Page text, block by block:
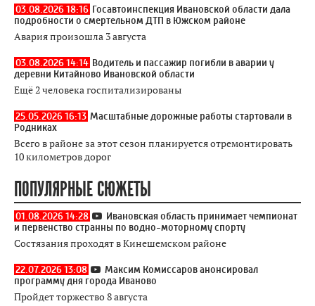
03.08.2026 18:16 Госавтоинспекция Ивановской области дала
подробности о смертельном ДТП в Южском районе
Авария произошла 3 августа
03.08.2026 14:14 Водитель и пассажир погибли в аварии у
деревни Китайново Ивановской области
Ещё 2 человека госпитализированы
25.05.2026 16:13 Масштабные дорожные работы стартовали в
Родниках
Всего в районе за этот сезон планируется отремонтировать
10 километров дорог
ПОПУЛЯРНЫЕ СЮЖЕТЫ
01.08.2026 14:28
Ивановская область принимает чемпионат
и первенство странны по водно-моторному спорту
Состязания проходят в Кинешемском районе
22.07.2026 13:08
Максим Комиссаров анонсировал
программу дня города Иваново
Пройдет торжество 8 августа